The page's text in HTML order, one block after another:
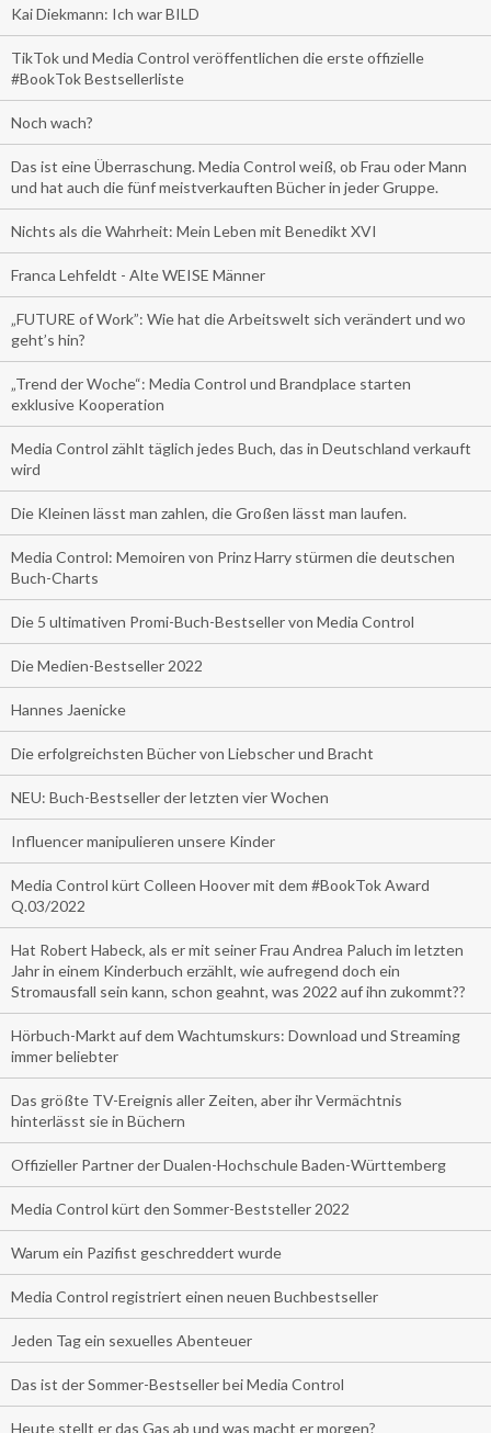
Kai Diekmann: Ich war BILD
TikTok und Media Control veröffentlichen die erste offizielle
#BookTok Bestsellerliste
Noch wach?
Das ist eine Überraschung. Media Control weiß, ob Frau oder Mann
und hat auch die fünf meistverkauften Bücher in jeder Gruppe.
Nichts als die Wahrheit: Mein Leben mit Benedikt XVI
Franca Lehfeldt - Alte WEISE Männer
„FUTURE of Work”: Wie hat die Arbeitswelt sich verändert und wo
geht’s hin?
„Trend der Woche“: Media Control und Brandplace starten
exklusive Kooperation
Media Control zählt täglich jedes Buch, das in Deutschland verkauft
wird
Die Kleinen lässt man zahlen, die Großen lässt man laufen.
Media Control: Memoiren von Prinz Harry stürmen die deutschen
Buch-Charts
Die 5 ultimativen Promi-Buch-Bestseller von Media Control
Die Medien-Bestseller 2022
Hannes Jaenicke
Die erfolgreichsten Bücher von Liebscher und Bracht
NEU: Buch-Bestseller der letzten vier Wochen
Influencer manipulieren unsere Kinder
Media Control kürt Colleen Hoover mit dem #BookTok Award
Q.03/2022
Hat Robert Habeck, als er mit seiner Frau Andrea Paluch im letzten
Jahr in einem Kinderbuch erzählt, wie aufregend doch ein
Stromausfall sein kann, schon geahnt, was 2022 auf ihn zukommt??
Hörbuch-Markt auf dem Wachtumskurs: Download und Streaming
immer beliebter
Das größte TV-Ereignis aller Zeiten, aber ihr Vermächtnis
hinterlässt sie in Büchern
Offizieller Partner der Dualen-Hochschule Baden-Württemberg
Media Control kürt den Sommer-Beststeller 2022
Warum ein Pazifist geschreddert wurde
Media Control registriert einen neuen Buchbestseller
Jeden Tag ein sexuelles Abenteuer
Das ist der Sommer-Bestseller bei Media Control
Heute stellt er das Gas ab und was macht er morgen?